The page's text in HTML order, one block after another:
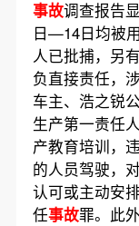
事故调查报告
日—14日均被
人已批捕，另
负直接责任，
车主、浩之锐
生产第一责任
产教育培训，
的人员驾驶，
认可或主动安
任事故罪。此